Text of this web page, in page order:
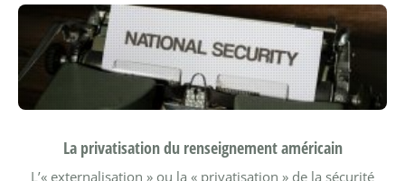
La privatisation du renseignement américain
L’« externalisation » ou la « privatisation » de la sécurité